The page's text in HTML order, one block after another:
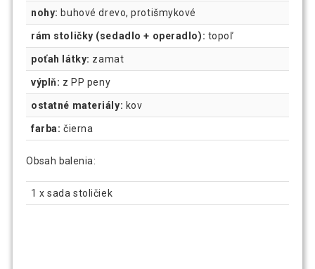
nohy: buhové drevo, protišmykové
rám stoličky (sedadlo + operadlo): topoľ
poťah látky: zamat
výplň: z PP peny
ostatné materiály: kov
farba: čierna
Obsah balenia:
1 x sada stoličiek